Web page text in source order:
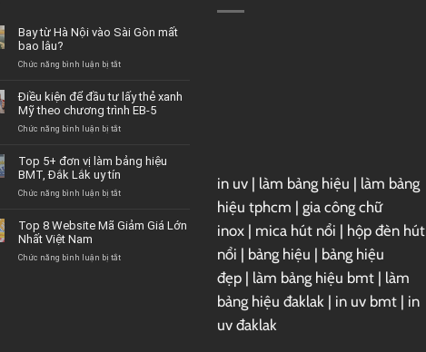
Bay từ Hà Nội vào Sài Gòn mất
bao lâu?
Chức năng bình luận bị tắtở
Hà
Nội
vào
mất
lâu?
Điều kiện để đầu tư lấy thẻ xanh
Mỹ theo chương trình EB-5
Chức năng bình luận bị tắtở
kiện
để
tư
xanh
theo
Top 5+ đơn vị làm bảng hiệu
BMT, Đắk Lắk uy tín
Chức năng bình luận bị tắtở
đơn
làm
Top 8 Website Mã Giảm Giá Lớn
Nhất Việt Nam
Chức năng bình luận bị tắtở
in uv | làm bảng hiệu | làm bảng
hiệu tphcm | gia công chữ
inox | mica hút nổi | hộp đèn hút
nổi | bảng hiệu | bảng hiệu
đẹp | làm bảng hiệu bmt | làm
bảng hiệu đaklak | in uv bmt | in
uv đaklak